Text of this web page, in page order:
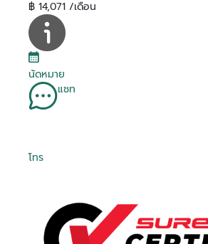
฿ 14,071 /เดือน
นัดหมาย
แชท
โทร